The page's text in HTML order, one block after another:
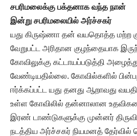
சபரிமலைக்கு பக்தனாக வந்த நான்
இன்று சபரிமலையில் அர்ச்சகர்
யது கிருஷ்ணா தன் வயதொத்த மற்ற
வேறுபட்ட அரிதான குழந்தையாக
கோவிலுக்கு கட்டாயப்படுத்தி
வேண்டியதில்லை. கோவில்களில்
ஈர்க்கப்பட்ட யது தனது ஆறாவது
உள்ள கோவிலில் தன்னாலான
இரண் டாண்டுகளுக்கு முன்னர்
நடத்திய அர்ச்சகர் நியமனத்